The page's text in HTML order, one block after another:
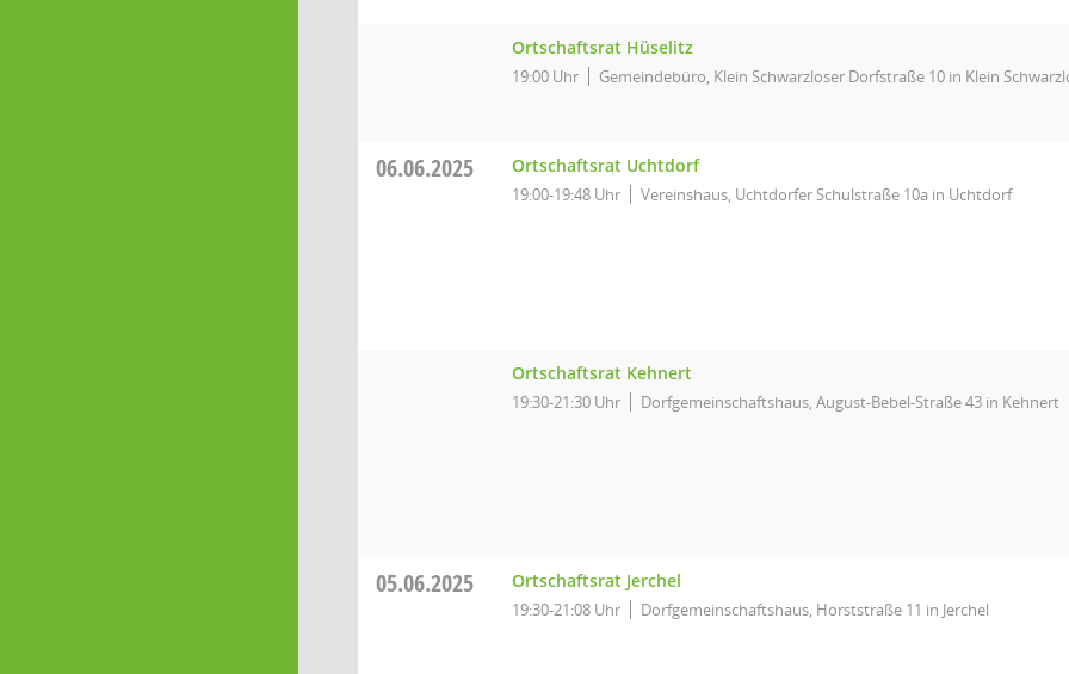
Ortschaftsrat Hüselitz
19:00 Uhr Gemeindebüro, Klein Schwarzloser Dorfstraße 10 in Klein
06.06.2025 Ortschaftsrat Uchtdorf
19:00-19:48 Uhr Vereinshaus, Uchtdorfer Schulstraße 10a in Uchtdorf
Ortschaftsrat Kehnert
19:30-21:30 Uhr Dorfgemeinschaftshaus, August-Bebel-Straße 43 in Kehnert
05.06.2025 Ortschaftsrat Jerchel
19:30-21:08 Uhr Dorfgemeinschaftshaus, Horststraße 11 in Jerchel